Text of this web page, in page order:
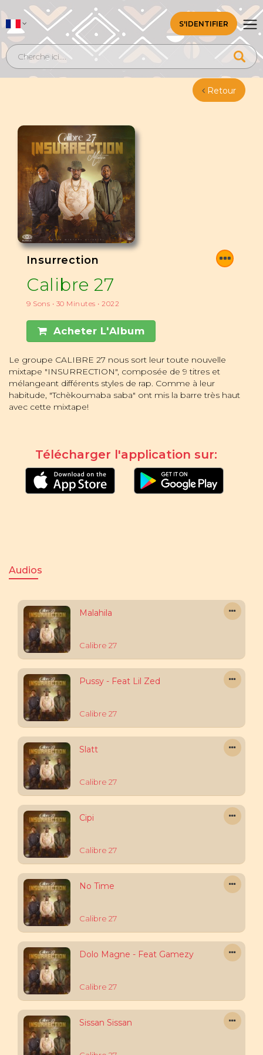
S'IDENTIFIER
Retour
Insurrection
Calibre 27
9 Sons • 30 Minutes • 2022
Acheter L'Album
Le groupe CALIBRE 27 nous sort leur toute nouvelle
mixtape "INSURRECTION", composée de 9 titres et
mélangeant différents styles de rap. Comme à leur
habitude, "Tchèkoumaba saba" ont mis la barre très haut
avec cette mixtape!
Télécharger l'application sur:
Audios
Malahila
Calibre 27
Pussy - Feat Lil Zed
Calibre 27
Slatt
Calibre 27
Cipi
Calibre 27
No Time
Calibre 27
Dolo Magne - Feat Gamezy
Calibre 27
Sissan Sissan